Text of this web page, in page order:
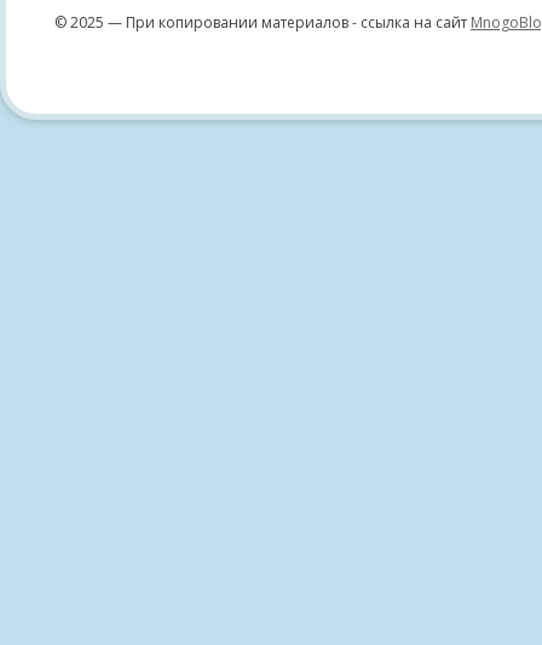
© 2025 — При копировании материалов - ссылка на сайт